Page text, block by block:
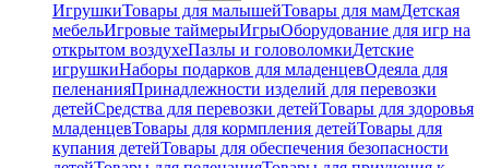
ИгрушкиТовары для малышейТовары для мамДетская
мебельИгровые таймерыИгрыОборудование для игр на
открытом воздухеПазлы и головоломкиДетские
игрушкиНаборы подарков для младенцевОдеяла для
пеленанияПринадлежности изделий для перевозки
детейСредства для перевозки детейТовары для здоровья
младенцевТовары для кормпления детейТовары для
купания детейТовары для обеспечения безопасности